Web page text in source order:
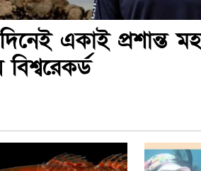
একাই প্রশান্ত
বিশ্বরেকর্ড